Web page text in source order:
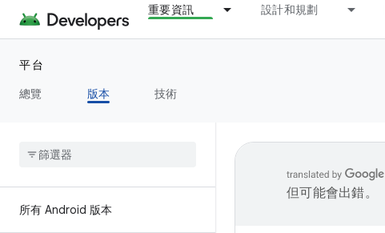
重要資訊 設計和規劃
平台
總覽
版本 技術
所有 Android 版本
但可能會出錯。